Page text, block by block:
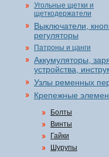
Угольные щетки и
щеткодержатели
Выключатели,
регуляторы
Патроны и цанги
Аккумуляторы,
устройства,
Узлы ременных
Крепежные
Болты
Винты
Гайки
Шурупы